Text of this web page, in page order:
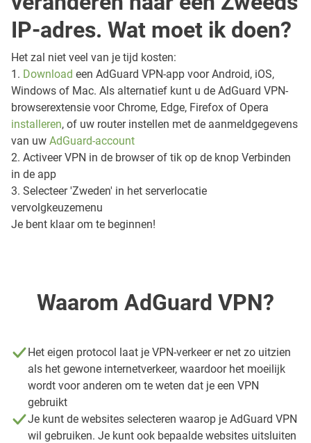
IP-adres. Wat moet ik doen?
Het zal niet veel van je tijd kosten:
1. Download een AdGuard VPN-app voor Android, iOS,
Windows of Mac. Als alternatief kunt u de AdGuard VPN-
browserextensie voor Chrome, Edge, Firefox of Opera
installeren, of uw router instellen met de aanmeldgegevens
van uw AdGuard-account
2. Activeer VPN in de browser of tik op de knop Verbinden
in de app
3. Selecteer 'Zweden' in het serverlocatie
vervolgkeuzemenu
Je bent klaar om te beginnen!
Waarom AdGuard VPN?
Het eigen protocol laat je VPN-verkeer er net zo uitzien
als het gewone internetverkeer, waardoor het moeilijk
wordt voor anderen om te weten dat je een VPN
gebruikt
Je kunt de websites selecteren waarop je AdGuard VPN
wil gebruiken. Je kunt ook bepaalde websites uitsluiten